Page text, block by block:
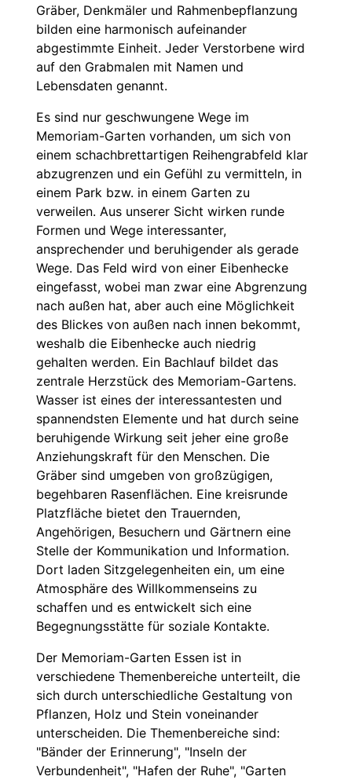
Gräber, Denkmäler und Rahmenbepflanzung
bilden eine harmonisch aufeinander
abgestimmte Einheit. Jeder Verstorbene wird
auf den Grabmalen mit Namen und
Lebensdaten genannt.
Es sind nur geschwungene Wege im
Memoriam-Garten vorhanden, um sich von
einem schachbrettartigen Reihengrabfeld klar
abzugrenzen und ein Gefühl zu vermitteln, in
einem Park bzw. in einem Garten zu
verweilen. Aus unserer Sicht wirken runde
Formen und Wege interessanter,
ansprechender und beruhigender als gerade
Wege. Das Feld wird von einer Eibenhecke
eingefasst, wobei man zwar eine Abgrenzung
nach außen hat, aber auch eine Möglichkeit
des Blickes von außen nach innen bekommt,
weshalb die Eibenhecke auch niedrig
gehalten werden. Ein Bachlauf bildet das
zentrale Herzstück des Memoriam-Gartens.
Wasser ist eines der interessantesten und
spannendsten Elemente und hat durch seine
beruhigende Wirkung seit jeher eine große
Anziehungskraft für den Menschen. Die
Gräber sind umgeben von großzügigen,
begehbaren Rasenflächen. Eine kreisrunde
Platzfläche bietet den Trauernden,
Angehörigen, Besuchern und Gärtnern eine
Stelle der Kommunikation und Information.
Dort laden Sitzgelegenheiten ein, um eine
Atmosphäre des Willkommenseins zu
schaffen und es entwickelt sich eine
Begegnungsstätte für soziale Kontakte.
Der Memoriam-Garten Essen ist in
verschiedene Themenbereiche unterteilt, die
sich durch unterschiedliche Gestaltung von
Pflanzen, Holz und Stein voneinander
unterscheiden. Die Themenbereiche sind:
"Bänder der Erinnerung", "Inseln der
Verbundenheit", "Hafen der Ruhe", "Garten